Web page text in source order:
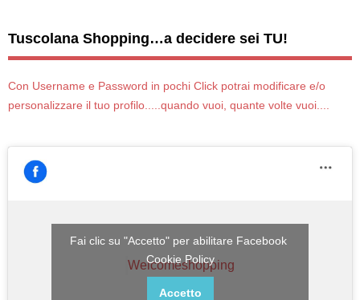
Tuscolana Shopping…a decidere sei TU!
Con Username e Password in pochi Click potrai modificare e/o
personalizzare il tuo profilo.....quando vuoi, quante volte vuoi....
Welcomeshopping
Fai clic su "Accetto" per abilitare Facebook
Cookie Policy
Accetto